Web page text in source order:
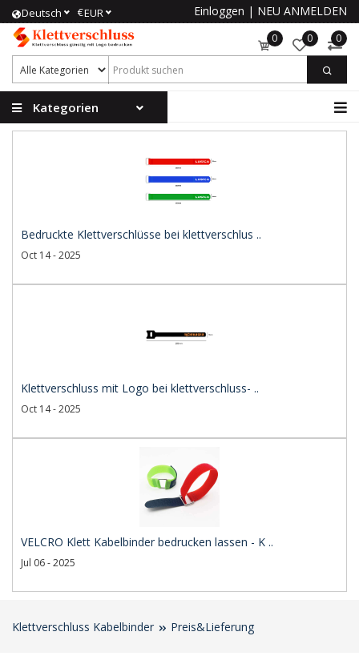
Deutsch €EUR Einloggen | NEU ANMELDEN
0 0 0
Kategorien
Bedruckte Klettverschlüsse bei klettverschlus ..
Oct 14 - 2025
Klettverschluss mit Logo bei klettverschluss- ..
Oct 14 - 2025
VELCRO Klett Kabelbinder bedrucken lassen - K ..
Jul 06 - 2025
Klettverschluss Kabelbinder Preis&Lieferung